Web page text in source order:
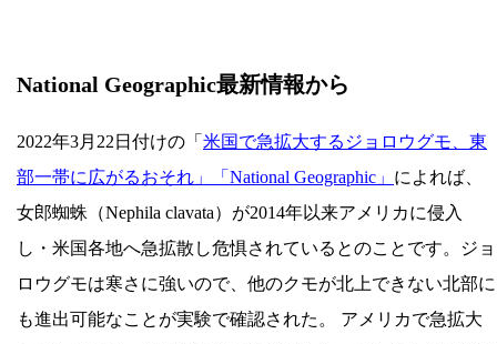
National Geographic最新情報から
2022年3月22日付けの「 米国で急拡大するジョロウグモ、東
部一帯に広がるおそれ」「National Geographic」 によれば、
女郎蜘蛛（Nephila clavata）が2014年以来アメリカに侵入
し・米国各地へ急拡散し危惧されているとのことです。ジョ
ロウグモは寒さに強いので、他のクモが北上できない北部に
も進出可能なことが実験で確認された。 アメリカで急拡大